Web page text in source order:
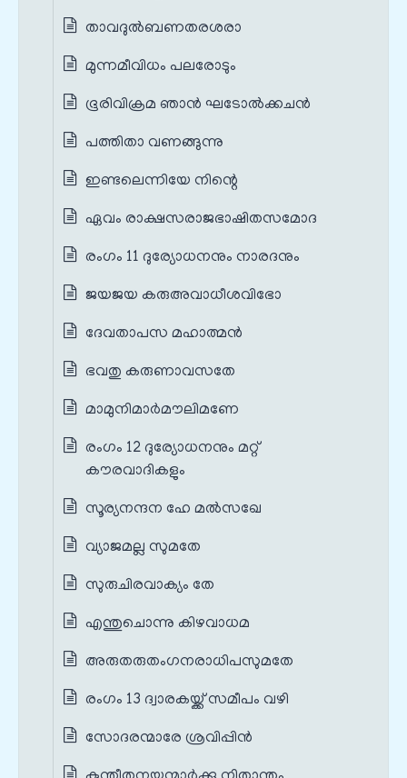
താവദുൽബണതരശരാ
മുന്നമീവിധം പലരോടും
ഭൂരിവിക്രമ ഞാൻ ഘടോൽക്കചൻ
പത്തിതാ വണങ്ങുന്നു
ഇണ്ടലെന്നിയേ നിന്റെ
ഏവം രാക്ഷസരാജഭാഷിതസമോദ
രംഗം 11 ദുര്യോധനനും നാരദനും
ജയജയ കരുഅവാധീശവിഭോ
ദേവതാപസ മഹാത്മൻ
ഭവതു കരുണാവസതേ
മാമുനിമാർമൗലിമണേ
രംഗം 12 ദുര്യോധനനും മറ്റ്
കൗരവാദികളും
സൂര്യനന്ദന ഹേ മൽസഖേ
വ്യാജമല്ല സുമതേ
സുരുചിരവാക്യം തേ
എന്തുചൊന്നു കിഴവാധമ
അരുതരുതംഗനരാധിപസുമതേ
രംഗം 13 ദ്വാരകയ്ക്ക് സമീപം വഴി
സോദരന്മാരേ ശ്രവിപ്പിൻ